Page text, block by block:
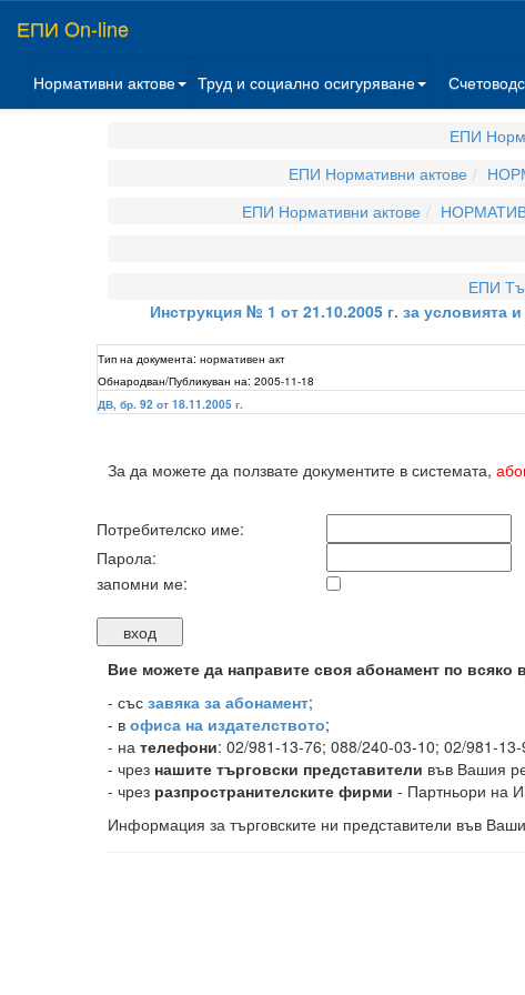
ЕПИ On-line
Нормативни актове Труд и социално осигуряване
ЕПИ
ЕПИ Нормативни актове
ЕПИ Нормативни актове
ЕПИ
Инструкция № 1 от 21.10.2005 г. за условията
Тип на документа: нормативен акт
Обнародван/Публикуван на: 2005-11-18
ДВ, бр. 92 от 18.11.2005 г.
За да можете да ползвате документите в системата,
Потребителско име:
Парола:
запомни ме:
Вие можете да направите своя абонамент по всяко
- със завяка за абонамент;
- в офиса на издателството;
- на телефони: 02/981-13-76; 088/240-03-10; 02/981-13-
- чрез нашите търговски представители във Вашия
- чрез разпространителските фирми - Партньори на
Информация за търговските ни представители във